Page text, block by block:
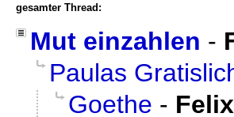
gesamter Thread:
Mut einzahlen -
Paulas
Goethe - Felix